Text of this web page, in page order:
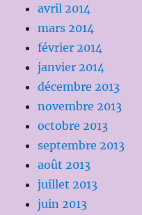
avril 2014
mars 2014
février 2014
janvier 2014
décembre 2013
novembre 2013
octobre 2013
septembre 2013
août 2013
juillet 2013
juin 2013